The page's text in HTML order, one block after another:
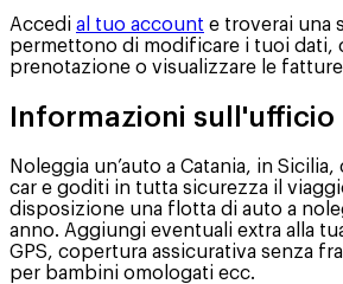
Accedi al tuo account e troverai una
permettono di modificare i tuoi dati,
prenotazione o visualizzare le
Informazioni sull'ufficio
Noleggia un’auto a Catania, in
car e goditi in tutta sicurezza il
disposizione una flotta di auto a
anno. Aggiungi eventuali extra alla
GPS, copertura assicurativa senza
per bambini omologati ecc.